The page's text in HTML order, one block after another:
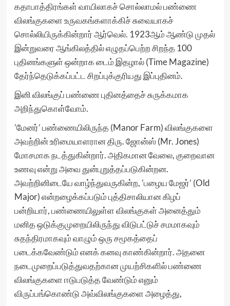
கதாபாத்திரங்கள் வாயிலாகச் சொல்லாமல் பண்ணை
விலங்குகளை உருவகங்களாக்கிச் சுவையாகச்
சொல்லியிருக்கின்றார் ஆர்வெல். 1923ஆம் ஆண்டு முதல்
இன்றுவரை ஆங்கிலத்தில் எழுதப்பெற்ற சிறந்த 100
புதினங்களுள் ஒன்றாக டைம் இதழால் (Time Magazine)
தேர்ந்தெடுக்கப்பட்ட சிறப்புக்குரியது இப்புதினம்.
இனி விலங்குப் பண்ணை புதினத்தைச் சுருக்கமாக
அறிந்துகொள்வோம்.
’மேனர்’ பண்ணையிலிருந்த (Manor Farm) விலங்குகளை
அவற்றின் உரிமையாளரான திரு. ஜோன்ஸ் (Mr. Jones)
மோசமாக நடத்துகின்றார். அதிகமான வேலை, குறைவான
உணவு என்று அவை துன்புறுத்தப்படுகின்றன.
அவற்றினிடையே வாழ்ந்துவருகின்ற, ’பழைய மேஜர்’ (Old
Major) என்றழைக்கப்படும் புத்திசாலியான கிழப்
பன்றியார், பண்ணையிலுள்ள விலங்குகள் அனைத்தும்
மனித ஒடுக்குமுறையிலிருந்து விடுபட்டுச் சமமாகவும்
சுதந்திரமாகவும் வாழும் ஒரு சமூகத்தைப்
படைக்கவேண்டும் எனக் கனவு காண்கின்றார். அதனை
நடைமுறைப்படுத்துவதற்கான முயற்சிகளில் பண்ணை
விலங்குகளை ஈடுபடுத்த வேண்டும் எனும்
விருப்பங்கொண்டு அவ்விலங்குகளை அழைத்து,